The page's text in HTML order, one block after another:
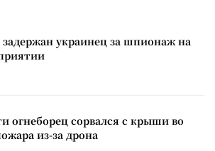
украинец за шпионаж на
огнеборец сорвался с крыши во
из-за дрона